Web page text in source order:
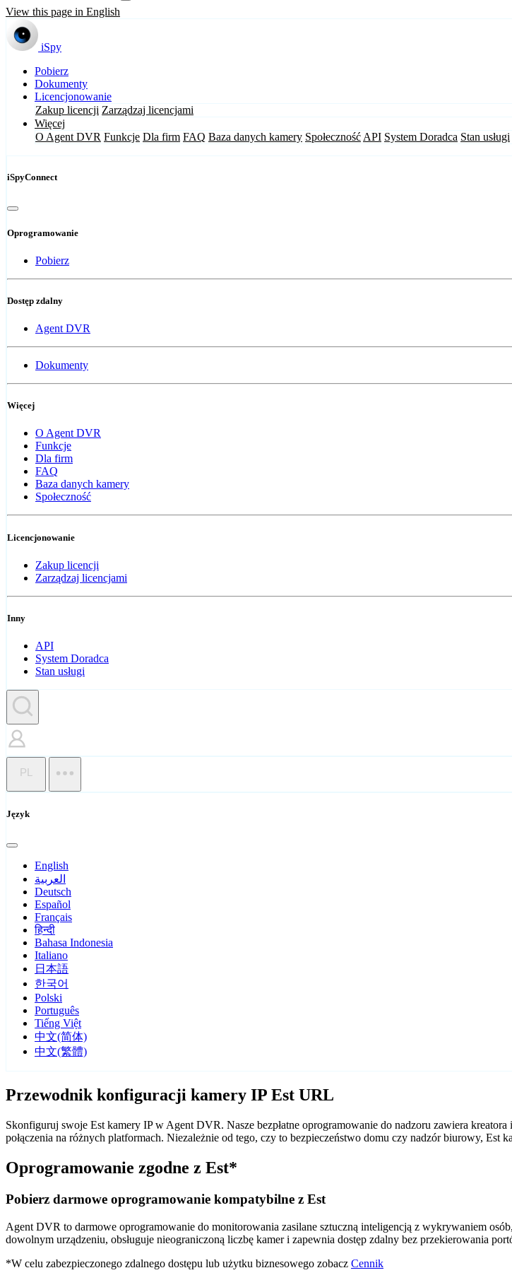
View this page in English
iSpy
Pobierz
Dokumenty
Licencjonowanie
Zakup licencji Zarządzaj licencjami
Więcej
O Agent DVR Funkcje Dla firm FAQ Baza danych kamery Społeczność API System Doradca Stan usługi
iSpyConnect
Oprogramowanie
Pobierz
Dostęp zdalny
Agent DVR
Dokumenty
Więcej
O Agent DVR
Funkcje
Dla firm
FAQ
Baza danych kamery
Społeczność
Licencjonowanie
Zakup licencji
Zarządzaj licencjami
Inny
API
System Doradca
Stan usługi
PL
Język
English
العربية
Deutsch
Español
Français
हिन्दी
Bahasa Indonesia
Italiano
日本語
한국어
Polski
Português
Tiếng Việt
中文(简体)
中文(繁體)
Przewodnik konfiguracji kamery IP Est URL
Skonfiguruj swoje Est kamery IP w Agent DVR. Nasze bezpłatne oprogramowanie do nadzoru zawiera
połączenia na różnych platformach. Niezależnie od tego, czy to bezpieczeństwo domu czy nadzór biurowy,
Oprogramowanie zgodne z Est*
Pobierz darmowe oprogramowanie kompatybilne z Est
Agent DVR to darmowe oprogramowanie do monitorowania zasilane sztuczną inteligencją z wykrywaniem
dowolnym urządzeniu, obsługuje nieograniczoną liczbę kamer i zapewnia dostęp zdalny bez przekierowania
*W celu zabezpieczonego zdalnego dostępu lub użytku biznesowego zobacz Cennik